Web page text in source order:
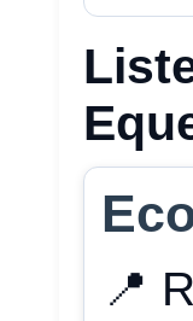
📍